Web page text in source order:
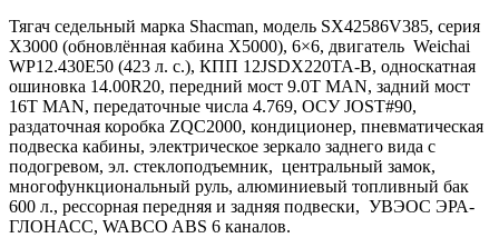
Тягач седельный марка Shacman, модель SX42586V385, серия
Х3000 (обновлённая кабина X5000), 6×6, двигатель Weichai
WP12.430E50 (423 л. с.), КПП 12JSDX220TA-B, односкатная
ошиновка 14.00R20, передний мост 9.0T MAN, задний мост
16T MAN, передаточные числа 4.769, ОСУ JOST#90,
раздаточная коробка ZQC2000, кондиционер, пневматическая
подвеска кабины, электрическое зеркало заднего вида с
подогревом, эл. стеклоподъемник, центральный замок,
многофункциональный руль, алюминиевый топливный бак
600 л., рессорная передняя и задняя подвески, УВЭОС ЭРА-
ГЛОНАСС, WABCO ABS 6 каналов.